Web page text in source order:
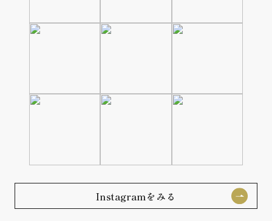
Instagramをみる